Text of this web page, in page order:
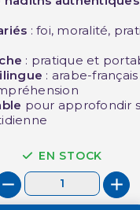
: foi, moralité,
: pratique et
: arabe-
pour approfondir
EN STOCK